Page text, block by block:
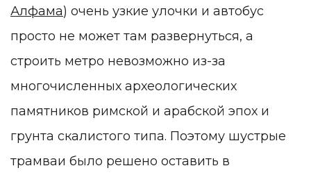
Алфама) очень узкие улочки и автобус
просто не может там развернуться, а
строить метро невозможно из-за
многочисленных археологических
памятников римской и арабской эпох и
грунта скалистого типа. Поэтому шустрые
трамваи было решено оставить в